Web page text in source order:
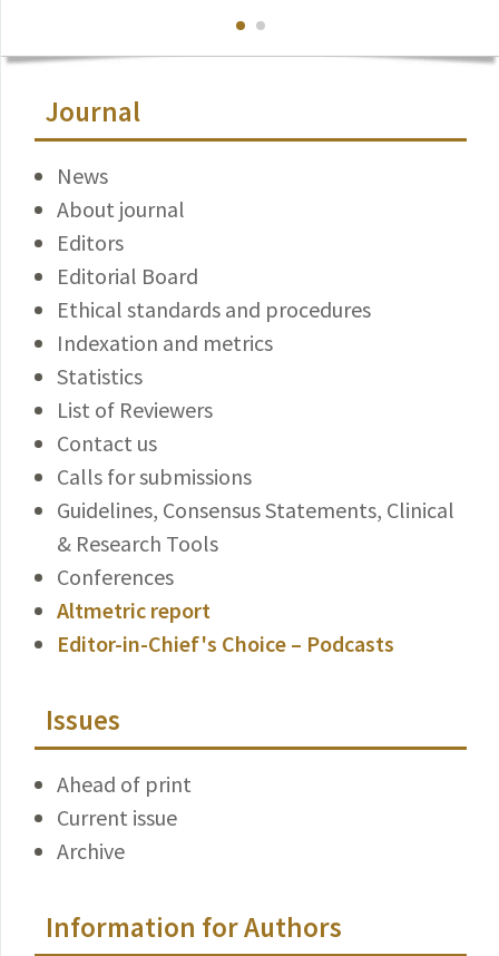
Journal
News
About journal
Editors
Editorial Board
Ethical standards and procedures
Indexation and metrics
Statistics
List of Reviewers
Contact us
Calls for submissions
Guidelines, Consensus Statements, Clinical
& Research Tools
Conferences
Altmetric report
Editor-in-Chief's Choice – Podcasts
Issues
Ahead of print
Current issue
Archive
Information for Authors